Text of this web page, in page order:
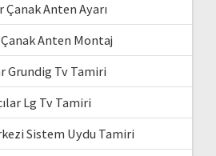
Çanak Anten Ayarı
Çanak Anten Montaj
Grundig Tv Tamiri
Lg Tv Tamiri
Sistem Uydu Tamiri